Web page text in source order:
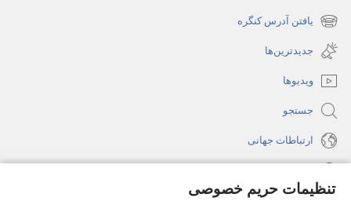
تنظیمات حریم خصوصی
جدید
می‌شود)
یافتن آدرس کنگره
(پنجره‌ای
جدید
باز
می‌شود)
جدیدترین‌ها
ویدیوها
جستجو
ارتباطات جهانی